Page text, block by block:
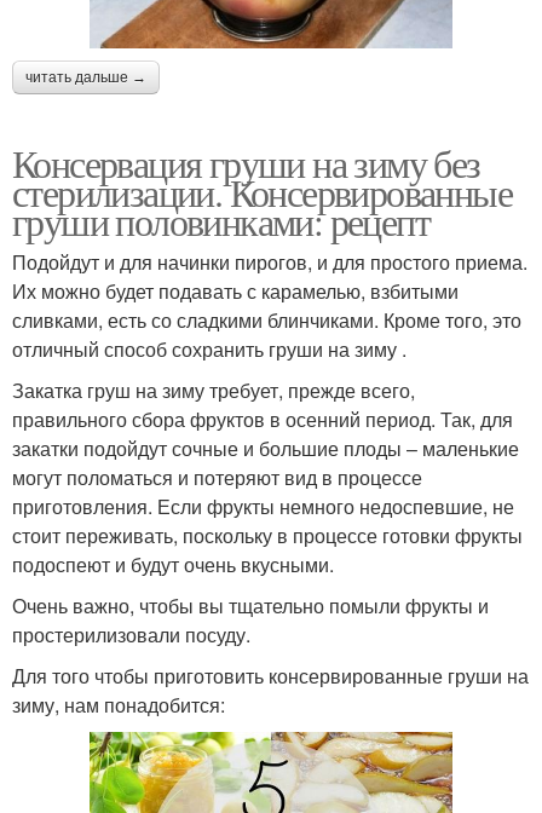
читать дальше →
Консервация груши на зиму без
стерилизации. Консервированные
груши половинками: рецепт
Подойдут и для начинки пирогов, и для простого приема.
Их можно будет подавать с карамелью, взбитыми
сливками, есть со сладкими блинчиками. Кроме того, это
отличный способ сохранить груши на зиму .
Закатка груш на зиму требует, прежде всего,
правильного сбора фруктов в осенний период. Так, для
закатки подойдут сочные и большие плоды – маленькие
могут поломаться и потеряют вид в процессе
приготовления. Если фрукты немного недоспевшие, не
стоит переживать, поскольку в процессе готовки фрукты
подоспеют и будут очень вкусными.
Очень важно, чтобы вы тщательно помыли фрукты и
простерилизовали посуду.
Для того чтобы приготовить консервированные груши на
зиму, нам понадобится: